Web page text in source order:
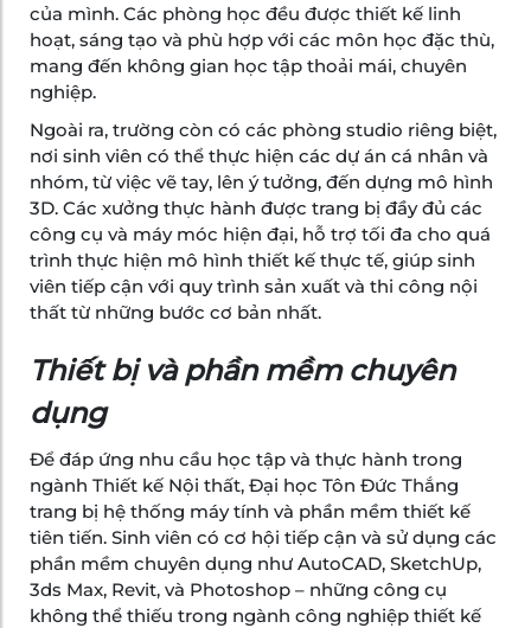
của mình. Các phòng học đều được thiết kế linh
hoạt, sáng tạo và phù hợp với các môn học đặc thù,
mang đến không gian học tập thoải mái, chuyên
nghiệp.
Ngoài ra, trường còn có các phòng studio riêng biệt,
nơi sinh viên có thể thực hiện các dự án cá nhân và
nhóm, từ việc vẽ tay, lên ý tưởng, đến dựng mô hình
3D. Các xưởng thực hành được trang bị đầy đủ các
công cụ và máy móc hiện đại, hỗ trợ tối đa cho quá
trình thực hiện mô hình thiết kế thực tế, giúp sinh
viên tiếp cận với quy trình sản xuất và thi công nội
thất từ những bước cơ bản nhất.
Thiết bị và phần mềm chuyên
dụng
Để đáp ứng nhu cầu học tập và thực hành trong
ngành Thiết kế Nội thất, Đại học Tôn Đức Thắng
trang bị hệ thống máy tính và phần mềm thiết kế
tiên tiến. Sinh viên có cơ hội tiếp cận và sử dụng các
phần mềm chuyên dụng như AutoCAD, SketchUp,
3ds Max, Revit, và Photoshop – những công cụ
không thể thiếu trong ngành công nghiệp thiết kế